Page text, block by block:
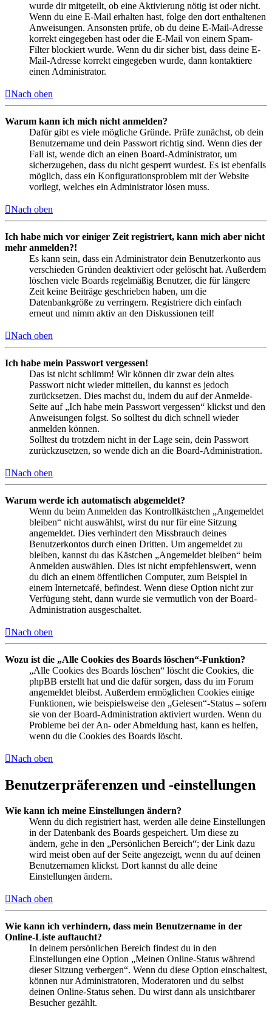
wurde dir mitgeteilt, ob eine Aktivierung nötig ist oder nicht.
Wenn du eine E-Mail erhalten hast, folge den dort enthaltenen
Anweisungen. Ansonsten prüfe, ob du deine E-Mail-Adresse
korrekt eingegeben hast oder die E-Mail von einem Spam-
Filter blockiert wurde. Wenn du dir sicher bist, dass deine E-
Mail-Adresse korrekt eingegeben wurde, dann kontaktiere
einen Administrator.
Nach oben
Warum kann ich mich nicht anmelden?
Dafür gibt es viele mögliche Gründe. Prüfe zunächst, ob dein
Benutzername und dein Passwort richtig sind. Wenn dies der
Fall ist, wende dich an einen Board-Administrator, um
sicherzugehen, dass du nicht gesperrt wurdest. Es ist ebenfalls
möglich, dass ein Konfigurationsproblem mit der Website
vorliegt, welches ein Administrator lösen muss.
Nach oben
Ich habe mich vor einiger Zeit registriert, kann mich aber nicht
mehr anmelden?!
Es kann sein, dass ein Administrator dein Benutzerkonto aus
verschieden Gründen deaktiviert oder gelöscht hat. Außerdem
löschen viele Boards regelmäßig Benutzer, die für längere
Zeit keine Beiträge geschrieben haben, um die
Datenbankgröße zu verringern. Registriere dich einfach
erneut und nimm aktiv an den Diskussionen teil!
Nach oben
Ich habe mein Passwort vergessen!
Das ist nicht schlimm! Wir können dir zwar dein altes
Passwort nicht wieder mitteilen, du kannst es jedoch
zurücksetzen. Dies machst du, indem du auf der Anmelde-
Seite auf „Ich habe mein Passwort vergessen“ klickst und den
Anweisungen folgst. So solltest du dich schnell wieder
anmelden können.
Solltest du trotzdem nicht in der Lage sein, dein Passwort
zurückzusetzen, so wende dich an die Board-Administration.
Nach oben
Warum werde ich automatisch abgemeldet?
Wenn du beim Anmelden das Kontrollkästchen „Angemeldet
bleiben“ nicht auswählst, wirst du nur für eine Sitzung
angemeldet. Dies verhindert den Missbrauch deines
Benutzerkontos durch einen Dritten. Um angemeldet zu
bleiben, kannst du das Kästchen „Angemeldet bleiben“ beim
Anmelden auswählen. Dies ist nicht empfehlenswert, wenn
du dich an einem öffentlichen Computer, zum Beispiel in
einem Internetcafé, befindest. Wenn diese Option nicht zur
Verfügung steht, dann wurde sie vermutlich von der Board-
Administration ausgeschaltet.
Nach oben
Wozu ist die „Alle Cookies des Boards löschen“-Funktion?
„Alle Cookies des Boards löschen“ löscht die Cookies, die
phpBB erstellt hat und die dafür sorgen, dass du im Forum
angemeldet bleibst. Außerdem ermöglichen Cookies einige
Funktionen, wie beispielsweise den „Gelesen“-Status – sofern
sie von der Board-Administration aktiviert wurden. Wenn du
Probleme bei der An- oder Abmeldung hast, kann es helfen,
wenn du die Cookies des Boards löscht.
Nach oben
Benutzerpräferenzen und -einstellungen
Wie kann ich meine Einstellungen ändern?
Wenn du dich registriert hast, werden alle deine Einstellungen
in der Datenbank des Boards gespeichert. Um diese zu
ändern, gehe in den „Persönlichen Bereich“; der Link dazu
wird meist oben auf der Seite angezeigt, wenn du auf deinen
Benutzernamen klickst. Dort kannst du alle deine
Einstellungen ändern.
Nach oben
Wie kann ich verhindern, dass mein Benutzername in der
Online-Liste auftaucht?
In deinem persönlichen Bereich findest du in den
Einstellungen eine Option „Meinen Online-Status während
dieser Sitzung verbergen“. Wenn du diese Option einschaltest,
können nur Administratoren, Moderatoren und du selbst
deinen Online-Status sehen. Du wirst dann als unsichtbarer
Besucher gezählt.